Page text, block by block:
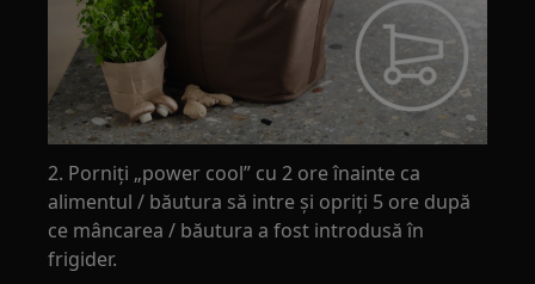
2. Porniți „power cool” cu 2 ore înainte ca
alimentul / băutura să intre și opriți 5 ore după
ce mâncarea / băutura a fost introdusă în
frigider.